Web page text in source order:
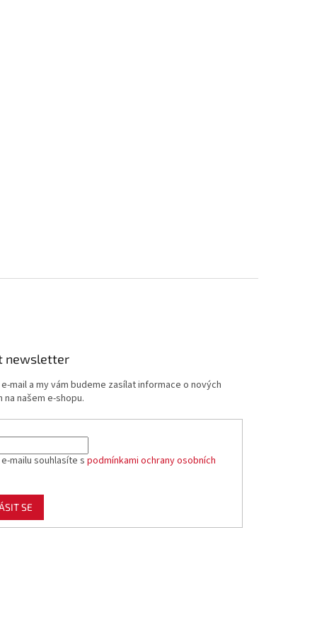
newsletter
mail a my vám budeme zasílat informace o nových
našem e-shopu.
mailu souhlasíte spodmínkami ochrany osobních
SE